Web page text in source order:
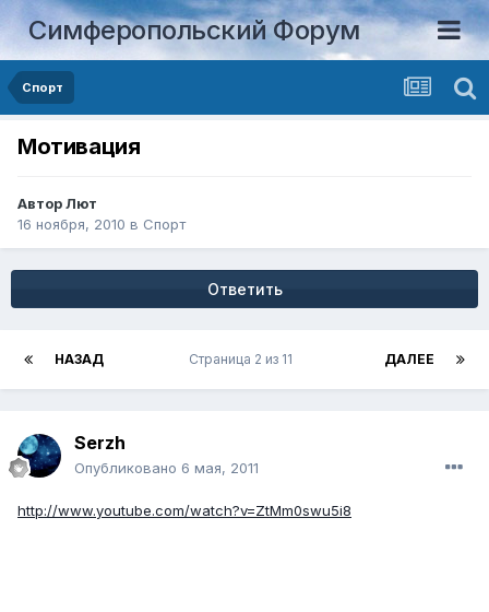
Симферопольский Форум
Спорт
Мотивация
АвторЛют
16 ноября, 2010 в Спорт
Ответить
НАЗАД ДАЛЕЕ
Страница 2 из 11
Serzh
Опубликовано 6 мая, 2011
http://www.youtube.com/watch?v=ZtMm0swu5i8